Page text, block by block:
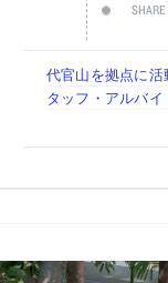
SHARE
佐々木慧が主宰
ッフ（経験者・既
古民家を軸に全国
ーク主体の働き方
リノベる株式会
社会への影響力
う環境づくりも
代官山を拠点に
タッフ・アルバ